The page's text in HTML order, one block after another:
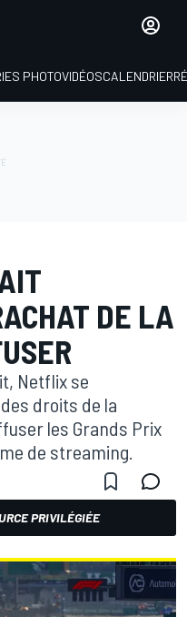
PHOTOVIDÉOSCALENDRIER
DE LA
Netflix se
droits de la
les Grands Prix
de streaming.
PRIVILÉGIÉE